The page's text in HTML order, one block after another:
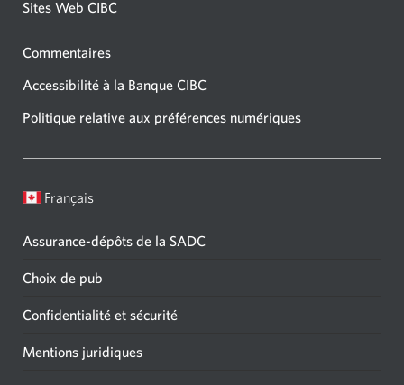
Sites Web CIBC
Commentaires
Accessibilité à la Banque CIBC
Politique relative aux préférences numériques
Français
Assurance-dépôts de la SADC
Choix de pub
Confidentialité et sécurité
Mentions juridiques